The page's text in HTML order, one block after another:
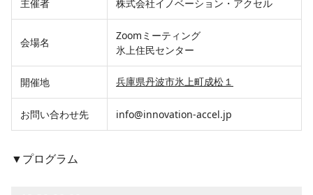
主催者 株式会社イノベーション・アクセル
会場名
Zoomミーティング
氷上住民センター
開催地 兵庫県丹波市氷上町成松１
お問い合わせ先 info@innovation-accel.jp
▼プログラム